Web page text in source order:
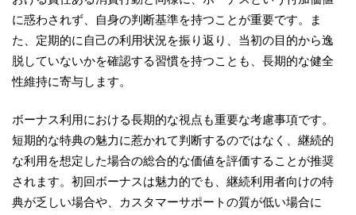
に惑わされず、自身の判断基準を持つことが重要です。ま
た、定期的に自己の利用状況を振り返り、当初の目的から逸
脱していないかを確認する習慣を持つことも、長期的な健全
性維持に寄与します。
ボーナス利用における長期的な視点も重要な考慮事項です。
短期的な特典の魅力に惹かれて判断するのではなく、継続的
な利用を想定した場合の総合的な価値を評価することが推奨
されます。初回ボーナスは魅力的でも、継続利用者向けの特
典が乏しい場合や、カスタマーサポートの質が低い場合に